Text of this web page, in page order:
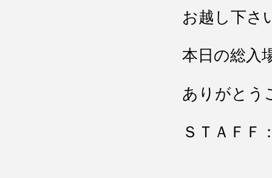
お越し下さ
本日の総入
ありがとう
ＳＴＡＦＦ